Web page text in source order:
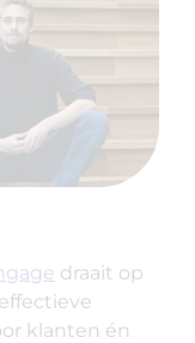
draait op
klanten én